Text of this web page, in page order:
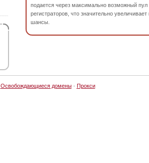
подается через максимально возможный пул
регистраторов, что значительно
шансы.
Освобождающиеся домены· Прокси